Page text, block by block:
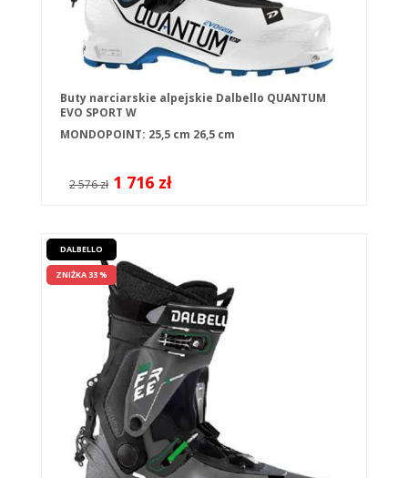
Buty narciarskie alpejskie Dalbello QUANTUM
EVO SPORT W
MONDOPOINT: 25,5 cm 26,5 cm
2 576 zł 1 716 zł
DALBELLO
ZNIŻKA 33 %